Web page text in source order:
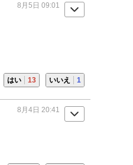
8月5日 09:01
はい 13 いいえ 1
8月4日 20:41